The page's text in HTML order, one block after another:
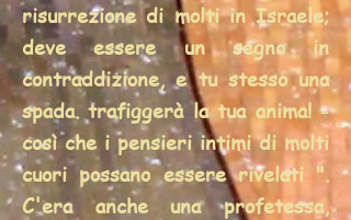
risurrezione di molti in Israele;
deve essere un segno in
contraddizione, e tu stesso una
spada. trafiggerà la tua anima! -
così che i pensieri intimi di molti
cuori possano essere rivelati ".
C'era anche una profetessa,